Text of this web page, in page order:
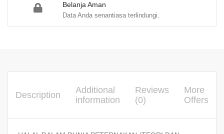
Belanja Aman
Data Anda senantiasa terlindungi.
Description
Additional
information
Reviews
(0)
More
Offers